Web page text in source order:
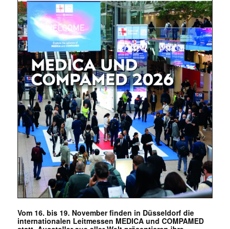
Vom 16. bis 19. November finden in Düsseldorf die
internationalen Leitmessen MEDICA und COMPAMED